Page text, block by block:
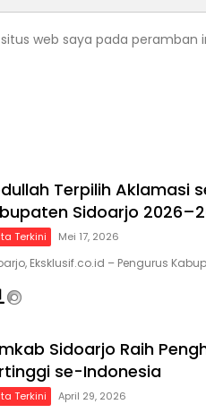
web saya pada peramban
Terpilih Aklamasi
Sidoarjo
Terkini Mei 17, 2026
Eksklusif.co.id – Pengurus
Sidoarjo Raih
se-Indonesia
Terkini April 29, 2026